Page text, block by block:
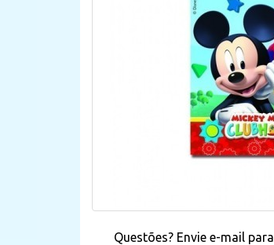
Questões? Envie e-mail para